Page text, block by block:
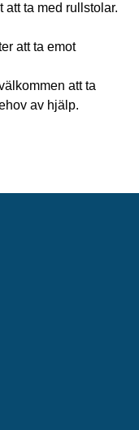
att ta med rullstolar.
att ta emot
att ta
av hjälp.